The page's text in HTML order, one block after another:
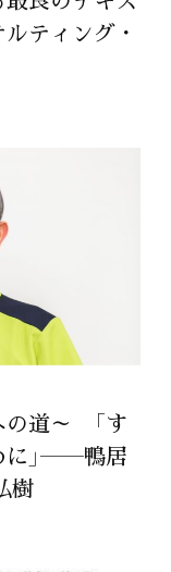
ティング・
の道～ 「す
に」――鴨居
樹